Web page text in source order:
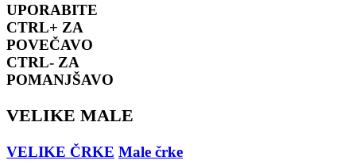
UPORABITE
CTRL+ ZA
POVEČAVO
CTRL- ZA
POMANJŠAVO
VELIKE MALE
VELIKE ČRKE Male črke